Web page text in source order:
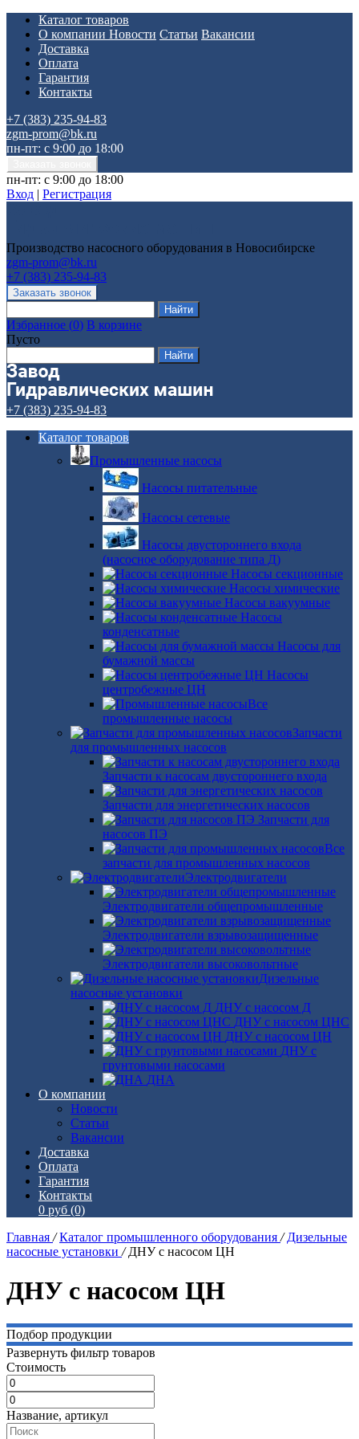
Каталог товаров
О компании Новости Статьи Вакансии
Доставка
Оплата
Гарантия
Контакты
+7 (383) 235-94-83
zgm-prom@bk.ru
пн-пт: с 9:00 до 18:00
пн-пт: с 9:00 до 18:00
Вход | Регистрация
Производство насосного оборудования в Новосибирске
zgm-prom@bk.ru
+7 (383) 235-94-83
Избранное (0) В корзине
Пусто
+7 (383) 235-94-83
Каталог товаров
Промышленные насосы
Насосы питательные
Насосы сетевые
Насосы двустороннего входа
(насосное оборудование типа Д)
Насосы секционные
Насосы химические
Насосы вакуумные
Насосы
конденсатные
Насосы для
бумажной массы
Насосы
центробежные ЦН
Все
промышленные насосы
Запчасти
для промышленных насосов
Запчасти к насосам двустороннего входа
Запчасти для энергетических насосов
Запчасти для
насосов ПЭ
Все
запчасти для промышленных насосов
Электродвигатели
Электродвигатели общепромышленные
Электродвигатели взрывозащищенные
Электродвигатели высоковольтные
Дизельные
насосные установки
ДНУ с насосом Д
ДНУ с насосом ЦНС
ДНУ с насосом ЦН
ДНУ с
грунтовыми насосами
ДНА
О компании
Новости
Статьи
Вакансии
Доставка
Оплата
Гарантия
Контакты
0 руб (0)
Главная / Каталог промышленного оборудования / Дизельные
насосные установки / ДНУ с насосом ЦН
ДНУ с насосом ЦН
Подбор продукции
Развернуть фильтр товаров
Стоимость
Название, артикул